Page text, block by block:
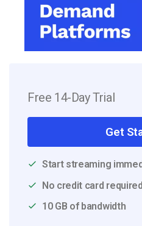
Free 14-Day Trial
Get
Start streaming
No credit card required
10 GB of bandwidth